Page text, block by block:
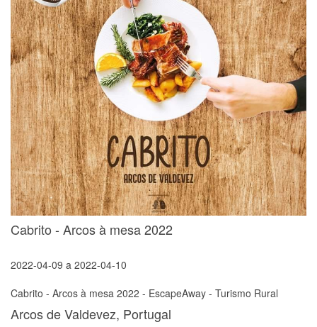
Cabrito - Arcos à mesa 2022
2022-04-09 a 2022-04-10
Cabrito - Arcos à mesa 2022 - EscapeAway - Turismo Rural
Arcos de Valdevez, Portugal